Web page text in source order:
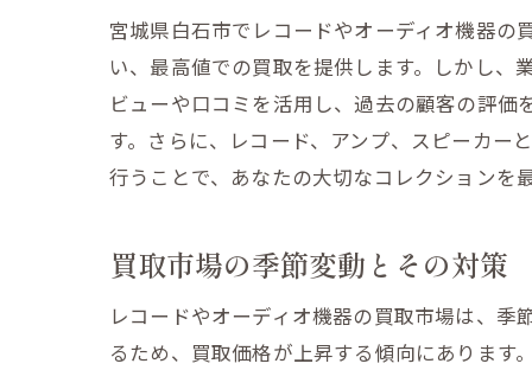
地域
宮城県白石市でレコードやオーディオ機器
い、最高値での買取を提供します。しかし、
ビューや口コミを活用し、過去の顧客の評
す。さらに、レコード、アンプ、スピーカー
行うことで、あなたの大切なコレクションを
買取市場の季節変動とその対策
レコードやオーディオ機器の買取市場は、
るため、買取価格が上昇する傾向にありま